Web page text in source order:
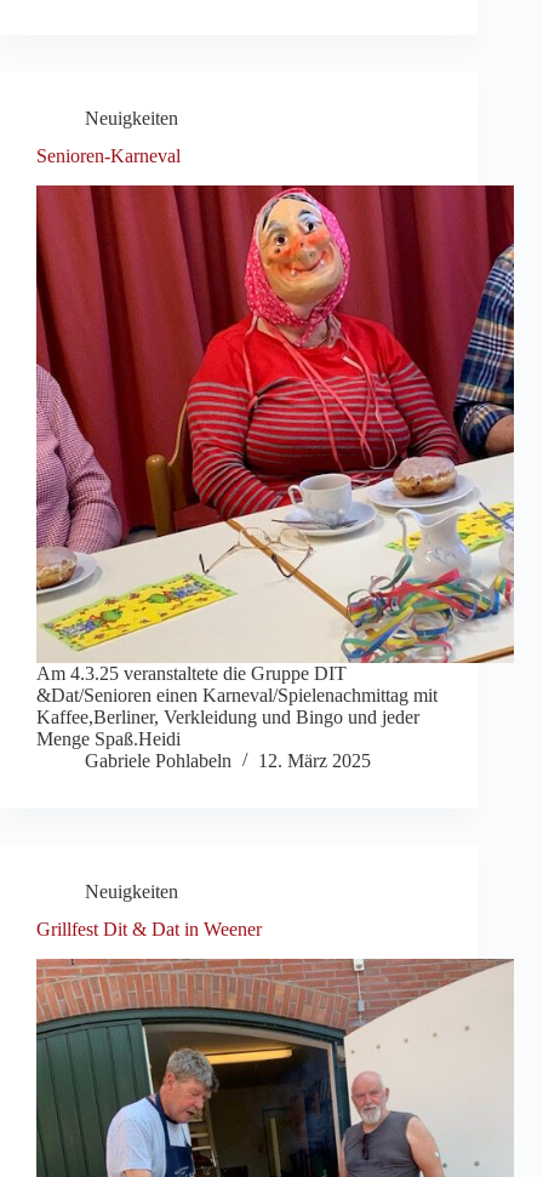
Neuigkeiten
Senioren-Karneval
Am 4.3.25 veranstaltete die Gruppe DIT
&Dat/Senioren einen Karneval/Spielenachmittag mit
Kaffee,Berliner, Verkleidung und Bingo und jeder
Menge Spaß.Heidi
Gabriele Pohlabeln
12. März 2025
Neuigkeiten
Grillfest Dit & Dat in Weener